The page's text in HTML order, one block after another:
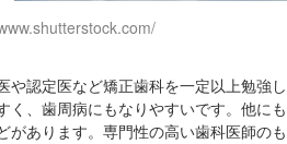
や認定医など矯正歯科を一定以上勉強
く、歯周病にもなりやすいです。他に
があります。専門性の高い歯科医師の